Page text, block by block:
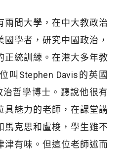
兩間大學，在中大教政治
學者，研究中國政治，
正統訓練。在港大多年教
叫Stephen Davis的英國
治哲學博士。聽說他很有
具魅力的老師，在課堂講
馬克思和盧梭，學生雖不
津有味。但這位老師述而